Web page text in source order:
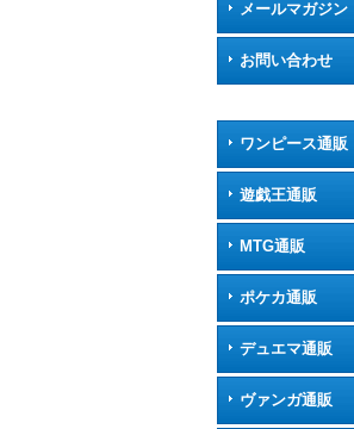
メールマガジン
お問い合わせ
ワンピース通販
遊戯王通販
MTG通販
ポケカ通販
デュエマ通販
ヴァンガ通販